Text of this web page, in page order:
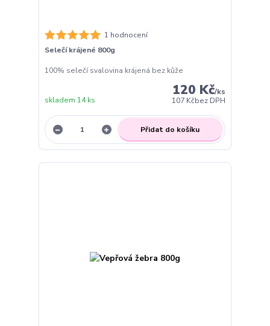
1 hodnocení
Selečí krájené 800g
100% selečí svalovina krájená bez kůže
120 Kč/ks
107 Kčbez DPH
skladem 14 ks
Přidat do košíku